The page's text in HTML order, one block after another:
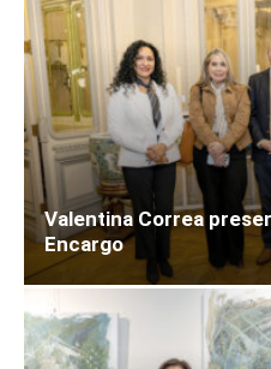
Valentina Correa
Encargo